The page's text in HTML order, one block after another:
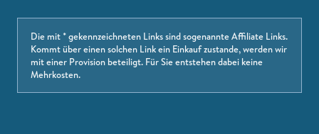
Die mit * gekennzeichneten Links sind sogenannte Affiliate Links.
Kommt über einen solchen Link ein Einkauf zustande, werden wir
mit einer Provision beteiligt. Für Sie entstehen dabei keine
Mehrkosten.